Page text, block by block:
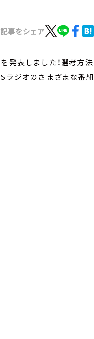
事をシェア
発表しました！選考方法
ラジオのさまざまな番組